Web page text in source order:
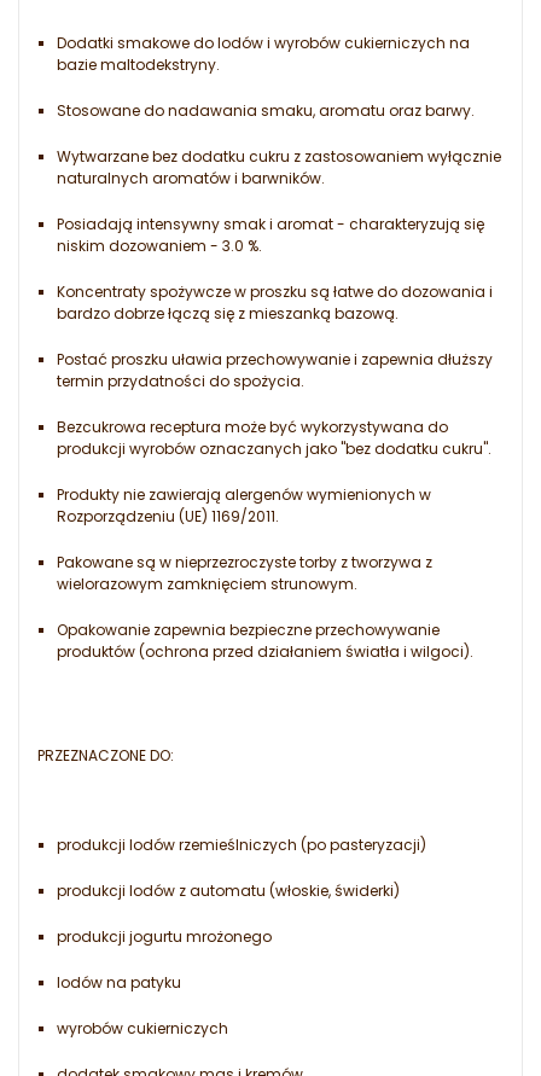
Dodatki smakowe do lodów i wyrobów cukierniczych na
bazie maltodekstryny.
Stosowane do nadawania smaku, aromatu oraz barwy.
Wytwarzane bez dodatku cukru z zastosowaniem wyłącznie
naturalnych aromatów i barwników.
Posiadają intensywny smak i aromat - charakteryzują się
niskim dozowaniem - 3.0 %.
Koncentraty spożywcze w proszku są łatwe do dozowania i
bardzo dobrze łączą się z mieszanką bazową.
Postać proszku uławia przechowywanie i zapewnia dłuższy
termin przydatności do spożycia.
Bezcukrowa receptura może być wykorzystywana do
produkcji wyrobów oznaczanych jako "bez dodatku cukru".
Produkty nie zawierają alergenów wymienionych w
Rozporządzeniu (UE) 1169/2011.
Pakowane są w nieprzezroczyste torby z tworzywa z
wielorazowym zamknięciem strunowym.
Opakowanie zapewnia bezpieczne przechowywanie
produktów (ochrona przed działaniem światła i wilgoci).
PRZEZNACZONE DO:
produkcji lodów rzemieślniczych (po pasteryzacji)
produkcji lodów z automatu (włoskie, świderki)
produkcji jogurtu mrożonego
lodów na patyku
wyrobów cukierniczych